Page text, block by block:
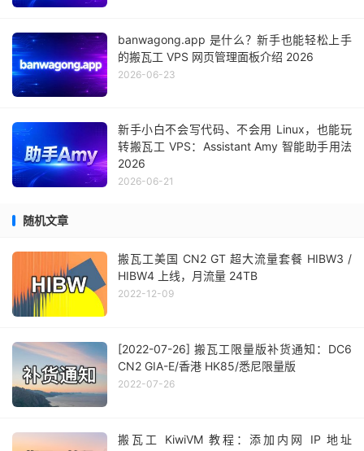
banwagong.app 是什么？新手也能轻松上手
的搬瓦工 VPS 网页管理面板介绍 2026
2026-06-23
新手小白不会写代码、不会用 Linux，也能玩
转搬瓦工 VPS：Assistant Amy 智能助手用法
2026
2026-06-21
随机文章
搬瓦工美国 CN2 GT 超大流量套餐 HIBW3 /
HIBW4 上线，月流量 24TB
2022-12-09
[2022-07-26] 搬瓦工限量版补货通知：DC6
CN2 GIA-E/香港 HK85/悉尼限量版
2022-07-26
搬瓦工 KiwiVM 教程：添加内网 IP 地址